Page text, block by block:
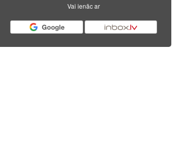
Vai ienāc ar